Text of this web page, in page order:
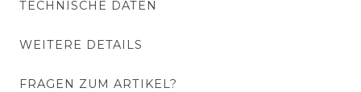
TECHNISCHE DATEN
WEITERE DETAILS
FRAGEN ZUM ARTIKEL?